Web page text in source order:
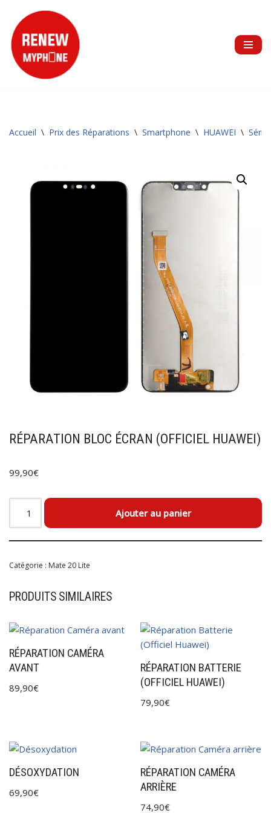
Aller
au
contenu
Accueil \ Prix des Réparations \ Smartphone \ HUAWEI \
RÉPARATION BLOC ÉCRAN (OFFICIEL HUAWEI)
99,90€
Ajouter au panier
Catégorie : Mate 20 Lite
PRODUITS SIMILAIRES
RÉPARATION CAMÉRA
AVANT
89,90€
RÉPARATION BATTERIE
(OFFICIEL HUAWEI)
79,90€
DÉSOXYDATION
69,90€
RÉPARATION CAMÉRA
ARRIÈRE
74,90€